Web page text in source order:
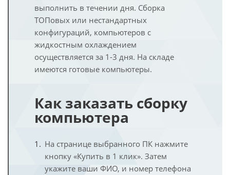
выполнить в течении дня. Сборка
ТОПовых или нестандартных
конфигураций, компьютеров с
жидкостным охлаждением
осуществляется за 1-3 дня. На складе
имеются готовые компьютеры.
Как заказать сборку
компьютера
На странице выбранного ПК нажмите
кнопку «Купить в 1 клик». Затем
укажите ваши ФИО, и номер телефона